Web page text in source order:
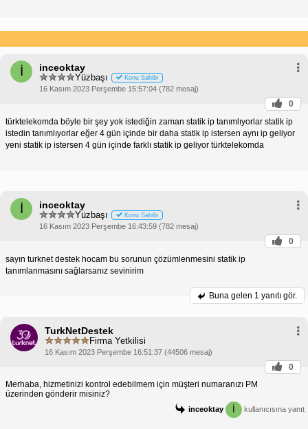
İ inceoktay
Yüzbaşı Konu Sahibi
16 Kasım 2023 Perşembe 15:57:04 (782 mesaj)
0
türktelekomda böyle bir şey yok istediğin zaman statik ip tanımlıyorlar statik ip
istedin tanımlıyorlar eğer 4 gün içinde bir daha statik ip istersen aynı ip geliyor
yeni statik ip istersen 4 gün içinde farklı statik ip geliyor türktelekomda
İ inceoktay
Yüzbaşı Konu Sahibi
16 Kasım 2023 Perşembe 16:43:59 (782 mesaj)
0
sayın turknet destek hocam bu sorunun çözümlenmesini statik ip
tanımlanmasını sağlarsanız sevinirim
Buna gelen 1 yanıtı gör.
TurkNetDestek
Firma Yetkilisi
16 Kasım 2023 Perşembe 16:51:37 (44506 mesaj)
0
Merhaba, hizmetinizi kontrol edebilmem için müşteri numaranızı PM
üzerinden gönderir misiniz?
inceoktay kullanıcısına yanıt